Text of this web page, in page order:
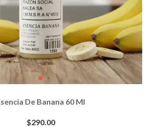
De Banana 60 Ml
$290.00